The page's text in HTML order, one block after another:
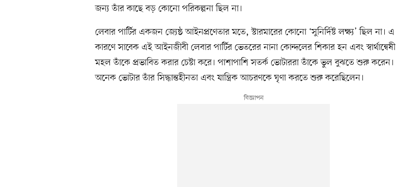
জন্য তাঁর কাছে বড় কোনো পরিকল্পনা ছিল না।
লেবার পার্টির একজন জ্যেষ্ঠ আইনপ্রণেতার মতে, স্টারমারের কোনো ‘সুনির্দিষ্ট লক্ষ্য’ ছিল না। এ
কারণে সাবেক এই আইনজীবী লেবার পার্টির ভেতরের নানা কোন্দলের শিকার হন এবং স্বার্থান্বেষী
মহল তাঁকে প্রভাবিত করার চেষ্টা করে। পাশাপাশি সতর্ক ভোটাররা তাঁকে ভুল বুঝতে শুরু করেন।
অনেক ভোটার তাঁর সিদ্ধান্তহীনতা এবং যান্ত্রিক আচরণকে ঘৃণা করতে শুরু করেছিলেন।